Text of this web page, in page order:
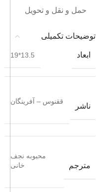
حمل و نقل و تحویل
توضیحات تکمیلی
ابعاد 13.5*19
ناشر
ققنوس – آفرینگان
مترجم
محبوبه نجف
خانی